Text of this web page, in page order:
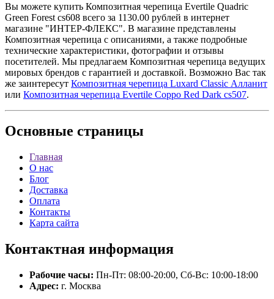
Вы можете купить Композитная черепица Evertile Quadric
Green Forest cs608 всего за 1130.00 рублей в интернет
магазине "ИНТЕР-ФЛЕКС". В магазине представлены
Композитная черепица с описаниями, а также подробные
технические характеристики, фотографии и отзывы
посетителей. Мы предлагаем Композитная черепица ведущих
мировых брендов с гарантией и доставкой. Возможно Вас так
же заинтересут Композитная черепица Luxard Classic Алланит
или Композитная черепица Evertile Coppo Red Dark cs507.
Основные страницы
Главная
О нас
Блог
Доставка
Оплата
Контакты
Карта сайта
Контактная информация
Рабочие часы: Пн-Пт: 08:00-20:00, Сб-Вс: 10:00-18:00
Адрес: г. Москва